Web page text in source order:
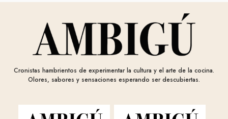
Cronistas hambrientos de experimentar la cultura y el arte de la cocina.
Olores, sabores y sensaciones esperando ser descubiertas.